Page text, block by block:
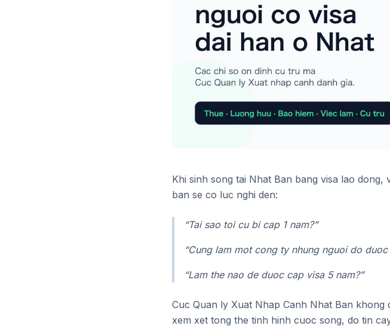
Khi sinh song tai Nhat Ban bang visa lao
ban se co luc nghi den:
“Tai sao toi cu bi cap 1 nam?”
“Cung lam mot cong ty nhung nguoi do duoc
“Lam the nao de duoc cap visa 5 nam?”
Cuc Quan ly Xuat Nhap Canh Nhat Ban
xem xet tong the tinh hinh cuoc song, do tin